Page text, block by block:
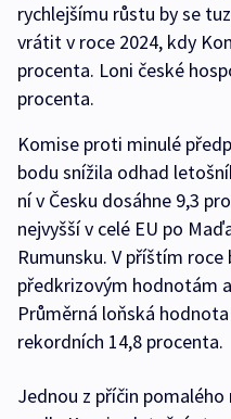
rychlejšímu růstu by se
vrátit v roce 2024, kdy
procenta. Loni české
procenta.
Komise proti minulé
bodu snížila odhad
ní v Česku dosáhne 9,3
nejvyšší v celé EU po
Rumunsku. V příštím
předkrizovým hodnotám
Průměrná loňská
rekordních 14,8 procenta.
Jednou z příčin